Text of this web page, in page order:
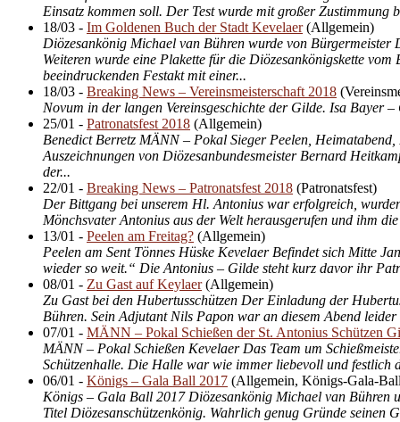
Einsatz kommen soll. Der Test wurde mit großer
18/03 - Im Goldenen Buch der Stadt Kevelaer (Allgemein)
Diözesankönig Michael van Bühren wurde von
Weiteren wurde eine Plakette für die Diözesankönigskette
beeindruckenden Festakt mit einer...
18/03 - Breaking News – Vereinsmeisterschaft 2018 (
Novum in der langen Vereinsgeschichte der Gilde. Isa Bayer
25/01 - Patronatsfest 2018 (Allgemein)
Benedict Berretz MÄNN – Pokal Sieger Peelen,
Auszeichnungen von Diözesan­bundes­meister Bernard
der...
22/01 - Breaking News – Patronatsfest 2018 (Patronatsfest)
Der Bittgang bei unserem Hl. Antonius war erfolgreich,
Mönchsvater Antonius aus der Welt herausgerufen und ihm
13/01 - Peelen am Freitag? (Allgemein)
Peelen am Sent Tönnes Hüske Kevelaer Befindet sich Mitte
wieder so weit.“ Die Antonius – Gilde steht kurz davor ihr
08/01 - Zu Gast auf Keylaer (Allgemein)
Zu Gast bei den Hubertusschützen Der Einladung der
Bühren. Sein Adjutant Nils Papon war an diesem Abend
07/01 - MÄNN – Pokal Schießen der St. Antonius Schützen
MÄNN – Pokal Schießen Kevelaer Das Team um
Schützenhalle. Die Halle war wie immer liebevoll und festlich
06/01 - Königs – Gala Ball 2017 (Allgemein, Königs-Gala-
Königs – Gala Ball 2017 Diözesankönig Michael van Bühren
Titel Diözesanschützenkönig. Wahrlich genug Gründe seinen